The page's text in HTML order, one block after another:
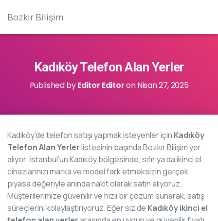
Bozkır Bilişim
Kadıköy Telefon Alan Yerler
Published byEditor EditoronNisan 27, 2025
Kadıköy’de telefon satışı yapmak isteyenler için Kadıköy
Telefon Alan Yerlerlistesinin başında Bozkır Bilişim yer
alıyor. İstanbul’un Kadıköy bölgesinde, sıfır ya da ikinci el
cihazlarınızı marka ve model fark etmeksizin gerçek
piyasa değeriyle anında nakit olarak satın alıyoruz.
Müşterilerimize güvenilir ve hızlı bir çözüm sunarak, satış
süreçlerini kolaylaştırıyoruz. Eğer siz de Kadıköy ikinci el